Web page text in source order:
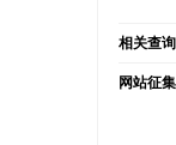
相关查询
网站征集